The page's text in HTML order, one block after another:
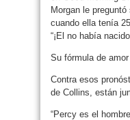
Morgan le
cuando ella tenía
“¡El no había
Su fórmula de amor
Contra esos
de Collins, están
“Percy es el